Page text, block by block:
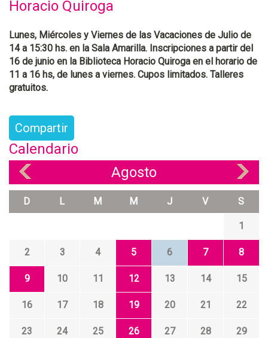
Horacio Quiroga
Lunes, Miércoles y Viernes de las Vacaciones de Julio de
14 a 15:30 hs. en la Sala Amarilla. Inscripciones a partir del
16 de junio en la Biblioteca Horacio Quiroga en el horario de
11 a 16 hs, de lunes a viernes. Cupos limitados. Talleres
gratuitos.
Compartir
Calendario
Agosto
D L M M J V S
1
2 3 4 5 6 7 8
9 10 11 12 13 14 15
16 17 18 19 20 21 22
23 24 25 26 27 28 29